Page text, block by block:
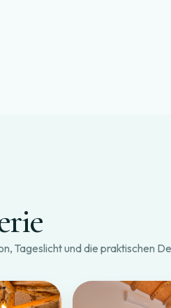
Tageslicht und die praktischen